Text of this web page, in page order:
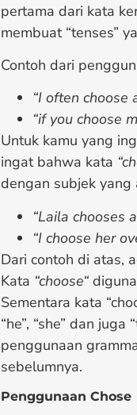
pertama dari kata
membuat “tenses”
Contoh dari
“I often choose
“if you choose
Untuk kamu yang
ingat bahwa kata
dengan subjek yang
“Laila chooses
“I choose her
Dari contoh di atas,
Kata “choose“
Sementara kata
“he”, “she” dan
penggunaan
sebelumnya.
Penggunaan Chose